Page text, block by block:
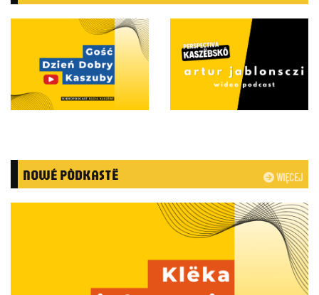
WIĘCEJ
NOWÉ PÒDKASTË